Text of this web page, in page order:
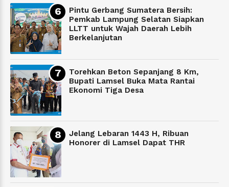
Pintu Gerbang Sumatera Bersih:
Pemkab Lampung Selatan Siapkan
LLTT untuk Wajah Daerah Lebih
Berkelanjutan
Torehkan Beton Sepanjang 8 Km,
Bupati Lamsel Buka Mata Rantai
Ekonomi Tiga Desa
Jelang Lebaran 1443 H, Ribuan
Honorer di Lamsel Dapat THR